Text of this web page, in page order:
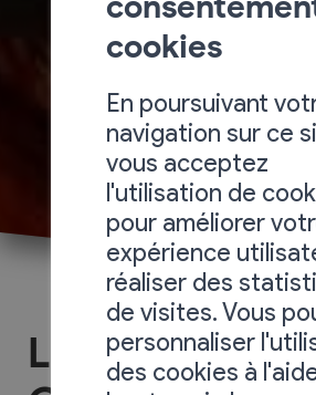
Le marais
cookies
En poursuivant
navigation sur ce
vous acceptez
l'utilisation de
pour améliorer
expérience
réaliser des
de visites. Vous
personnaliser
des cookies à